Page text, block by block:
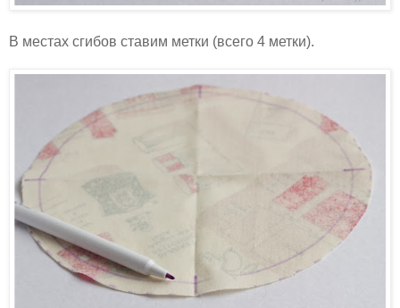
В местах сгибов ставим метки (всего 4 метки).